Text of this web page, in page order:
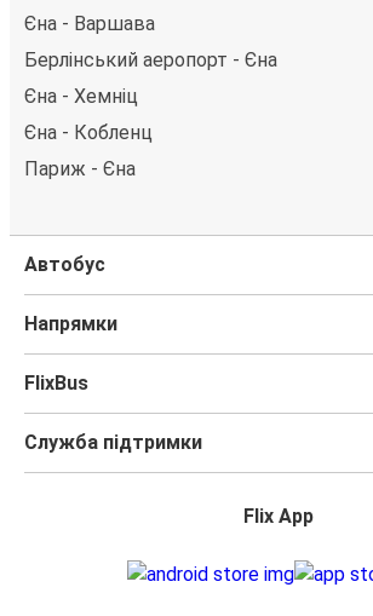
Єна - Варшава
Берлінський аеропорт - Єна
Єна - Хемніц
Єна - Кобленц
Париж - Єна
Автобус
Напрямки
FlixBus
Служба підтримки
Flix App